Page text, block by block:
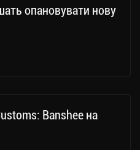
опановувати нову
Banshee на